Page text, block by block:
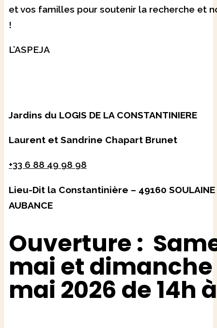
et vos familles pour soutenir la recherche et
!
L’ASPEJA
Jardins du LOGIS DE LA CONSTANTINIERE
Laurent et Sandrine Chapart Brunet
+33 6 88 49 98 98
Lieu-Dit la Constantinière – 49160 SOULAINE
AUBANCE
Ouverture :
mai et dimanche
mai 2026 de 14h